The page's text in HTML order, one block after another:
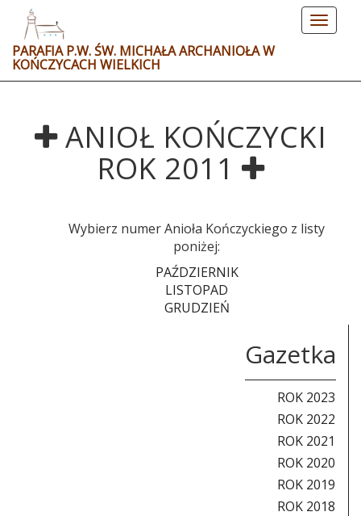
Toggle
PARAFIA P.W. ŚW. MICHAŁA ARCHANIOŁA W
KOŃCZYCACH WIELKICH
ANIOŁ KOŃCZYCKI
ROK 2011
Wybierz numer Anioła Kończyckiego z listy
poniżej:
PAŹDZIERNIK
LISTOPAD
GRUDZIEŃ
Gazetka
ROK 2023
ROK 2022
ROK 2021
ROK 2020
ROK 2019
ROK 2018